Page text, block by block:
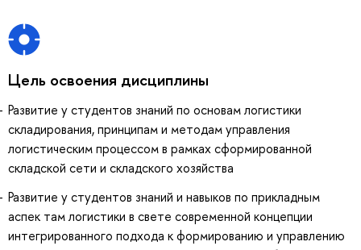
Цель освоения дисциплины
Развитие у студентов знаний по основам логистики
складирования, принципам и методам управления
логистическим процессом в рамках сформированной
складской сети и складского хозяйства
Развитие у студентов знаний и навыков по прикладным
аспек там логистики в свете современной концепции
интегрированного подхода к формированию и управлению